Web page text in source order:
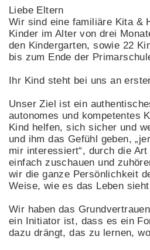
Liebe Eltern
Wir sind eine familiäre Kita &
Kinder im Alter von drei
den Kindergarten, sowie 22
bis zum Ende der
Ihr Kind steht bei uns an
Unser Ziel ist ein
autonomes und kompetentes
Kind helfen, sich sicher und
und ihm das Gefühl geben,
mir interessiert“, durch die
einfach zuschauen und
wir die ganze Persönlichkeit
Weise, wie es das Leben
Wir haben das
ein Initiator ist, dass es ein
dazu drängt, das zu lernen,